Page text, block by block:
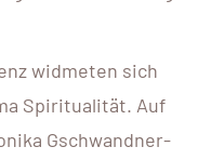
widmeten sich
Spiritualität. Auf
Gschwandner-